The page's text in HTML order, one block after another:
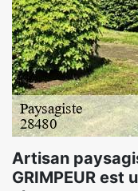
Artisan
GRIMPEUR est